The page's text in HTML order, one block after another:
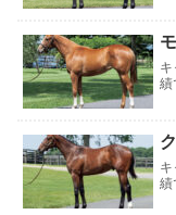
績
績